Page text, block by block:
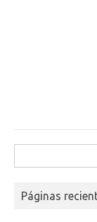
Páginas